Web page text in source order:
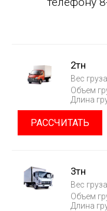
2тн
Вес
Объем
Длина
РАССЧИТАТЬ
3тн
Вес
Объем
Длина